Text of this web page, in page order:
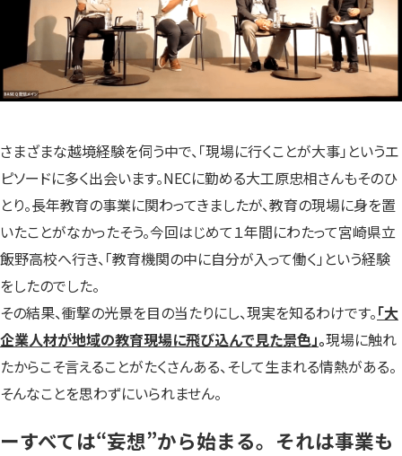
さまざまな越境経験を伺う中で、「現場に行くことが大事」というエ
ピソードに多く出会います。NECに勤める大工原忠相さんもそのひ
とり。長年教育の事業に関わってきましたが、教育の現場に身を置
いたことがなかったそう。今回はじめて１年間にわたって宮崎県立
飯野高校へ行き、「教育機関の中に自分が入って働く」という経験
をしたのでした。
その結果、衝撃の光景を目の当たりにし、現実を知るわけです。「大
企業人材が地域の教育現場に飛び込んで見た景色」。現場に触れ
たからこそ言えることがたくさんある、そして生まれる情熱がある。
そんなことを思わずにいられません。
ーすべては“妄想”から始まる。それは事業も